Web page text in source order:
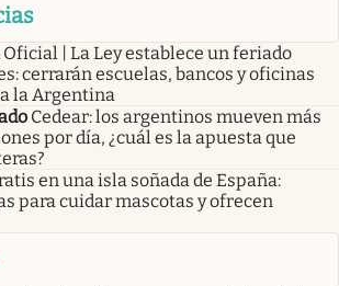
Oficial | La Ley establece un feriado
cerrarán escuelas, bancos y oficinas
la Argentina
Cedear: los argentinos mueven más
por día, ¿cuál es la apuesta que
en una isla soñada de España:
para cuidar mascotas y ofrecen